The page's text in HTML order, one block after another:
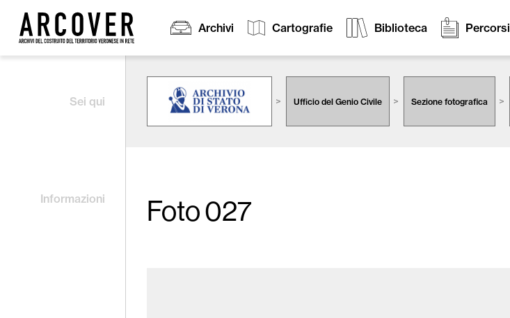
Archivi Cartografie Biblioteca Percorsi
Cerca:
Sei qui Ufficio del Genio Civile Sezione fotografica
Informazioni Foto 027